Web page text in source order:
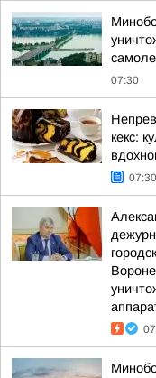
07:30
кекс:
07:30